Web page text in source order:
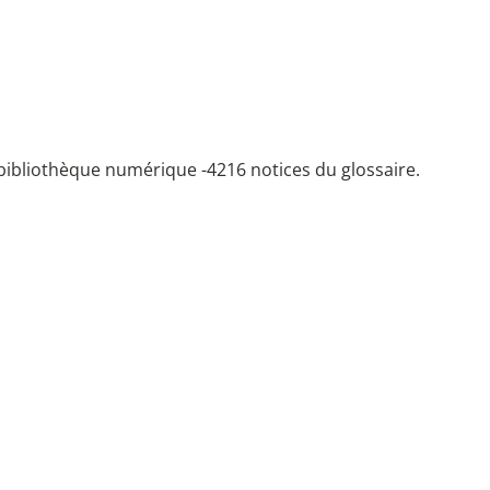
numérique -4216 notices du glossaire.